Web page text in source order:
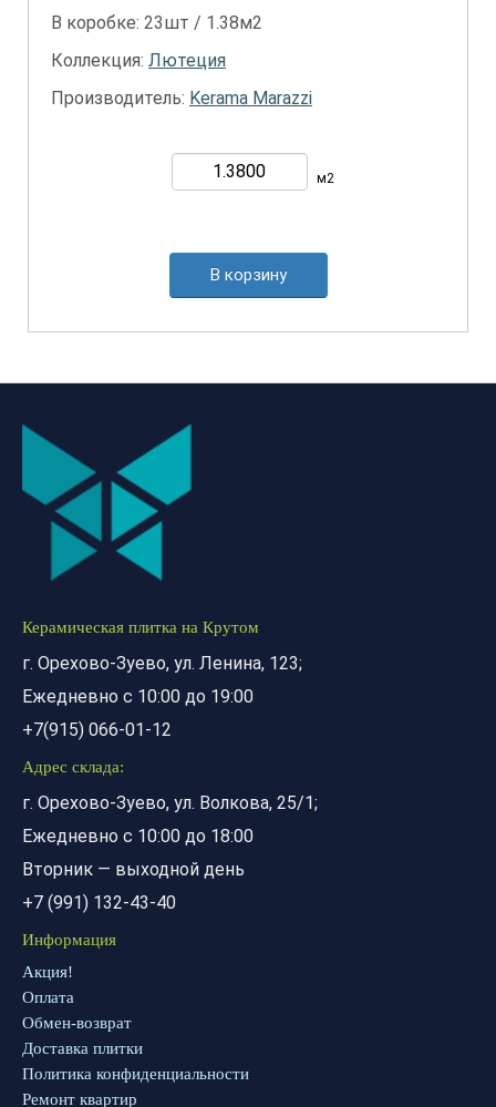
В коробке: 23шт / 1.38м2
Коллекция: Лютеция
Производитель: Kerama Marazzi
м2
В корзину
Керамическая плитка на Крутом
г. Орехово-Зуево, ул. Ленина, 123;
Ежедневно с 10:00 до 19:00
+7(915) 066-01-12
Адрес склада:
г. Орехово-Зуево, ул. Волкова, 25/1;
Ежедневно с 10:00 до 18:00
Вторник — выходной день
+7 (991) 132-43-40
Информация
Акция!
Оплата
Обмен-возврат
Доставка плитки
Политика конфиденциальности
Ремонт квартир